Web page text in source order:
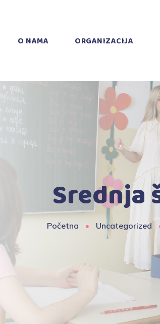
O NAMA ORGANIZACIJA
Srednja
Početna Uncategorized